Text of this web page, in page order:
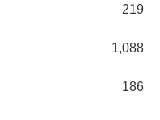
219
1,088
186